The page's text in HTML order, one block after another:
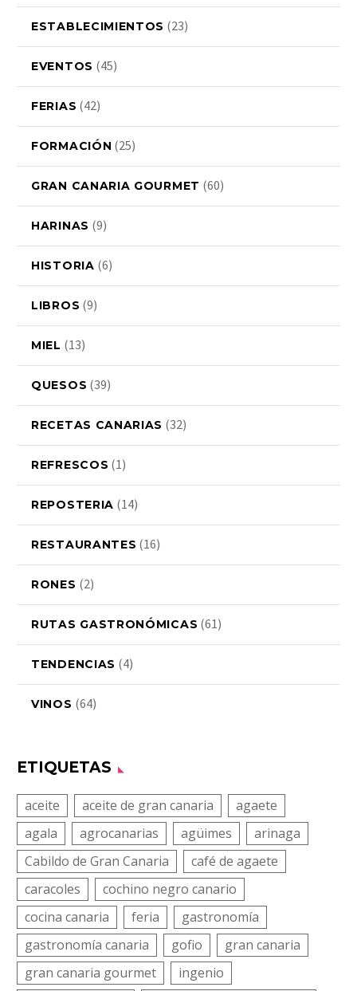
ESTABLECIMIENTOS (23)
EVENTOS (45)
FERIAS (42)
FORMACIÓN (25)
GRAN CANARIA GOURMET (60)
HARINAS (9)
HISTORIA (6)
LIBROS (9)
MIEL (13)
QUESOS (39)
RECETAS CANARIAS (32)
REFRESCOS (1)
REPOSTERIA (14)
RESTAURANTES (16)
RONES (2)
RUTAS GASTRONÓMICAS (61)
TENDENCIAS (4)
VINOS (64)
ETIQUETAS
aceite aceite de gran canaria
agaete
agala
agrocanarias agüimes
arinaga
Cabildo de Gran Canaria
café de agaete
caracoles
cochino negro canario
cocina canaria
feria
gastronomía
gastronomía canaria
gofio
gran canaria
gran canaria gourmet
ingenio